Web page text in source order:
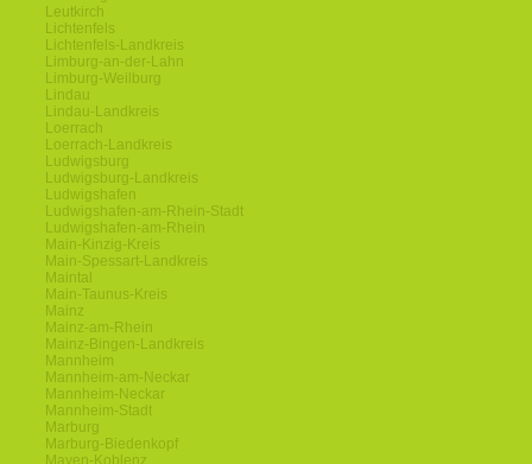
Leutkirch
Lichtenfels
Lichtenfels-Landkreis
Limburg-an-der-Lahn
Limburg-Weilburg
Lindau
Lindau-Landkreis
Loerrach
Loerrach-Landkreis
Ludwigsburg
Ludwigsburg-Landkreis
Ludwigshafen
Ludwigshafen-am-Rhein-Stadt
Ludwigshafen-am-Rhein
Main-Kinzig-Kreis
Main-Spessart-Landkreis
Maintal
Main-Taunus-Kreis
Mainz
Mainz-am-Rhein
Mainz-Bingen-Landkreis
Mannheim
Mannheim-am-Neckar
Mannheim-Neckar
Mannheim-Stadt
Marburg
Marburg-Biedenkopf
Mayen-Koblenz